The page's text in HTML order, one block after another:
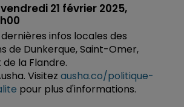
21 février 2025,
infos locales des
de Dunkerque, Saint-Omer,
la Flandre.
Visitez ausha.co/politique-
pour plus d'informations.